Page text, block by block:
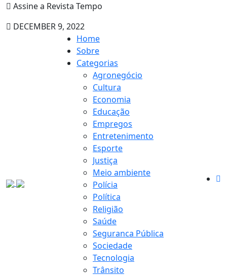
Assine a Revista Tempo
DECEMBER 9, 2022
Home
Sobre
Categorias
Agronegócio
Cultura
Economia
Educação
Empregos
Entretenimento
Esporte
Justiça
Meio ambiente
Polícia
Política
Religião
Saúde
Seguranca Pública
Sociedade
Tecnologia
Trânsito